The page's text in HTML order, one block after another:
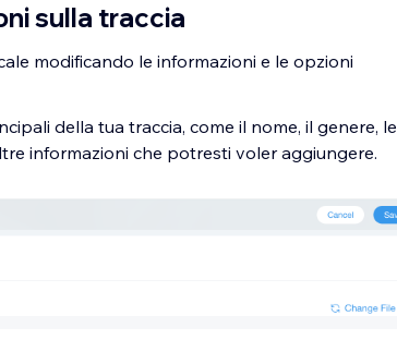
sulla traccia
modificando le informazioni e le opzioni
della tua traccia, come il nome, il genere, le
informazioni che potresti voler aggiungere.